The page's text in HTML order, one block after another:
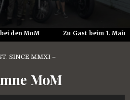
den MoM Zu Gast beim 1.
SINCE MMXI –
MoM